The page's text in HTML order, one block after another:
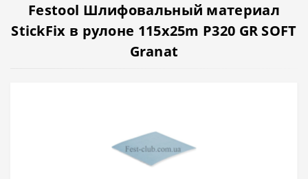
Festool Шлифовальный материал
StickFix в рулоне 115x25m P320 GR SOFT
Granat